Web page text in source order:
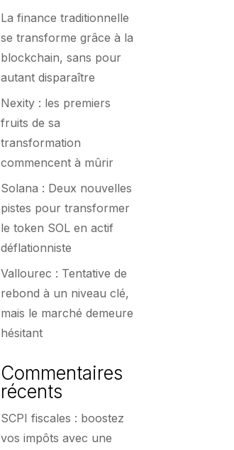
La finance traditionnelle
se transforme grâce à la
blockchain, sans pour
autant disparaître
Nexity : les premiers
fruits de sa
transformation
commencent à mûrir
Solana : Deux nouvelles
pistes pour transformer
le token SOL en actif
déflationniste
Vallourec : Tentative de
rebond à un niveau clé,
mais le marché demeure
hésitant
Commentaires
récents
SCPI fiscales : boostez
vos impôts avec une